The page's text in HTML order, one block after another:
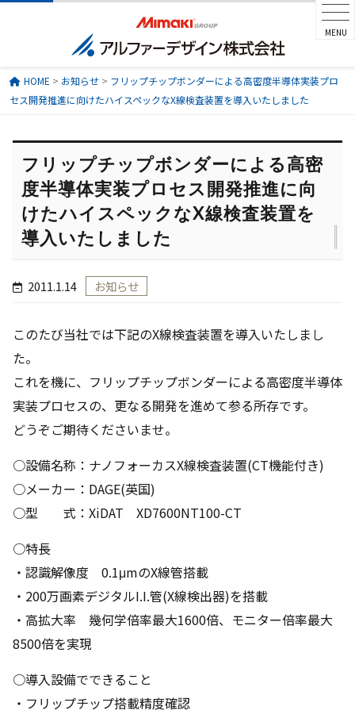
MENU
HOME > お知らせ> フリップチップボンダーによる高密度半導体実装プロ
セス開発推進に向けたハイスペックなX線検査装置を導入いたしました
フリップチップボンダーによる高密
度半導体実装プロセス開発推進に向
けたハイスペックなX線検査装置を
導入いたしました
2011.1.14 お知らせ
このたび当社では下記のX線検査装置を導入いたしまし
た。
これを機に、フリップチップボンダーによる高密度半導体
実装プロセスの、更なる開発を進めて参る所存です。
どうぞご期待くださいませ。
○設備名称：ナノフォーカスX線検査装置(CT機能付き)
○メーカー：DAGE(英国)
○型 式：XiDAT XD7600NT100-CT
○特長
・認識解像度 0.1μmのX線管搭載
・200万画素デジタルI.I.管(X線検出器)を搭載
・高拡大率 幾何学倍率最大1600倍、モニター倍率最大
8500倍を実現
○導入設備でできること
・フリップチップ搭載精度確認